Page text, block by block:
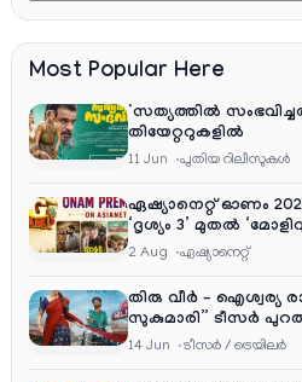
Most Popular Here
‘സത്യത്തിൽ
തിയേറ്ററുകളിൽ
11 Jun പുതിയ റിലീസുകള്‍
ഏഷ്യാനെറ്റ് ഓണം
‘ദൃശ്യം 3’ മുതൽ
ആഘോഷ വിരുന്ന്
2 Aug ഏഷ്യാനെറ്റ്‌
തിരു വീർ – ഐശ്വര്യ
സുകുമാരി” ടീസർ
എന്റർടൈൻമെന്റ്‌സ്
14 Jun ടീസര്‍ / ട്രെയിലര്‍